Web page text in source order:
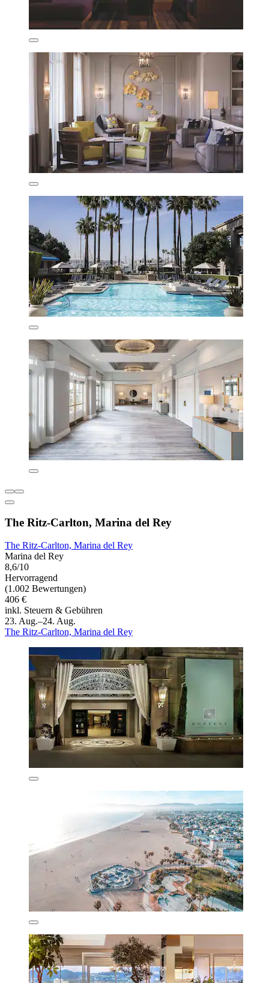
The Ritz-Carlton, Marina del Rey
The Ritz-Carlton, Marina del Rey
Marina del Rey
8,6/10
Hervorragend
(1.002 Bewertungen)
406 €
inkl. Steuern & Gebühren
23. Aug.–24. Aug.
The Ritz-Carlton, Marina del Rey